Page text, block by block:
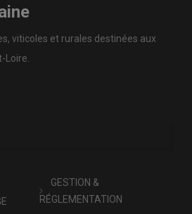
viticoles et rurales destinées aux
Loire.
GESTION &
RÉGLEMENTATION